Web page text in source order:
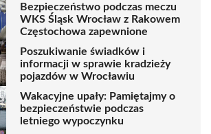
Bezpieczeństwo podczas meczu
WKS Śląsk Wrocław z Rakowem
Częstochowa zapewnione
Poszukiwanie świadków i
informacji w sprawie kradzieży
pojazdów w Wrocławiu
Wakacyjne upały: Pamiętajmy o
bezpieczeństwie podczas
letniego wypoczynku